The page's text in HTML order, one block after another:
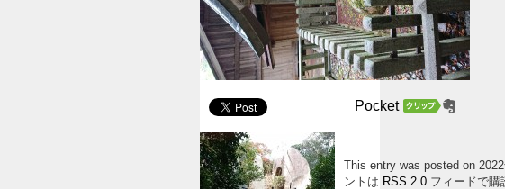
Pocket
This entry was posted on
ントは RSS 2.0 フィードで購